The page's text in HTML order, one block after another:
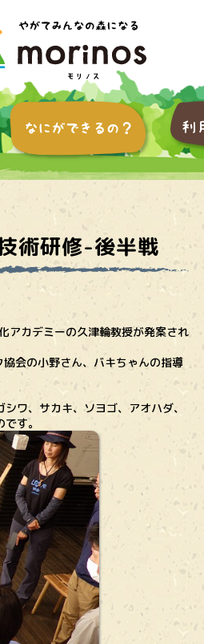
術研修-後半戦
カデミーの久津輪教授が発案され
会の小野さん、バキちゃんの指導
ワ、サカキ、ソヨゴ、アオハダ、
す。